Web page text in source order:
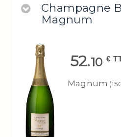
Champagne
Magnum
52.10 €
Magnum